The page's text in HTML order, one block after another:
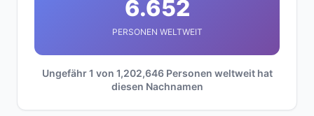
6.652
PERSONEN WELTWEIT
Ungefähr 1 von 1,202,646 Personen weltweit hat
diesen Nachnamen